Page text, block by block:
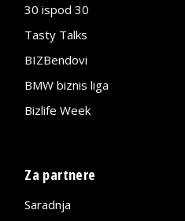
30 ispod 30
Tasty Talks
BIZBendovi
BMW biznis liga
Bizlife Week
Za partnere
Saradnja